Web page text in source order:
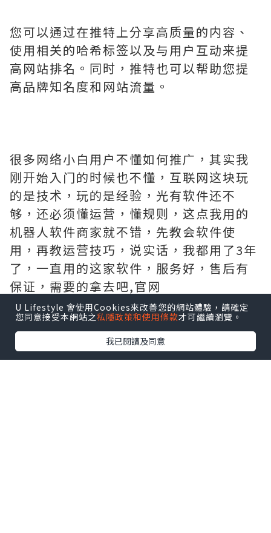
您可以通过在推特上分享高质量的内容、
使用相关的哈希标签以及与用户互动来提
高网站排名。同时，推特也可以帮助您提
高品牌知名度和网站流量。
很多网络小白用户不懂如何推广，其实我
刚开始入门的时候也不懂，互联网这块玩
的是技术，玩的是经验，光有软件还不
够，还必须懂运营，懂规则，这点我用的
机器人软件商家就不错，先教会软件使
用，再教运营技巧，说实话，我都用了3年
了，一直用的这家软件，服务好，售后有
保证，需要的拿去吧,官网
http://www.vst.tw
U Lifestyle 會使用Cookies來改善您的網站體驗，請確定
您同意接受本網站之私隱政策和使用條款才可繼續瀏覽。
我已閱讀及同意